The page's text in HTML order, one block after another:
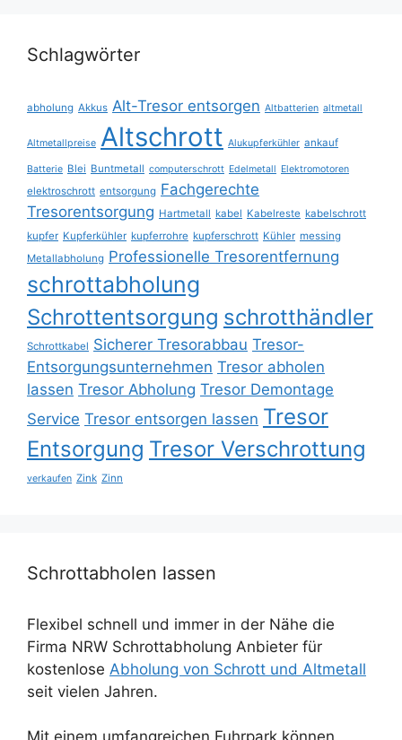
Schlagwörter
abholung Akkus Alt-Tresor entsorgen Altbatterien altmetall
Altmetallpreise Altschrott Alukupferkühler ankauf
Batterie Blei Buntmetall computerschrott Edelmetall Elektromotoren
elektroschrott entsorgung Fachgerechte
Tresorentsorgung Hartmetall kabel Kabelreste kabelschrott
kupfer Kupferkühler kupferrohre kupferschrott Kühler messing
Metallabholung Professionelle Tresorentfernung
schrottabholung
Schrottentsorgung schrotthändler
Schrottkabel Sicherer Tresorabbau Tresor-
Entsorgungsunternehmen Tresor abholen
lassen Tresor Abholung Tresor Demontage
Service Tresor entsorgen lassen Tresor
Entsorgung Tresor Verschrottung
verkaufen Zink Zinn
Schrottabholen lassen
Flexibel schnell und immer in der Nähe die
Firma NRW Schrottabholung Anbieter für
kostenlose Abholung von Schrott und Altmetall
seit vielen Jahren.